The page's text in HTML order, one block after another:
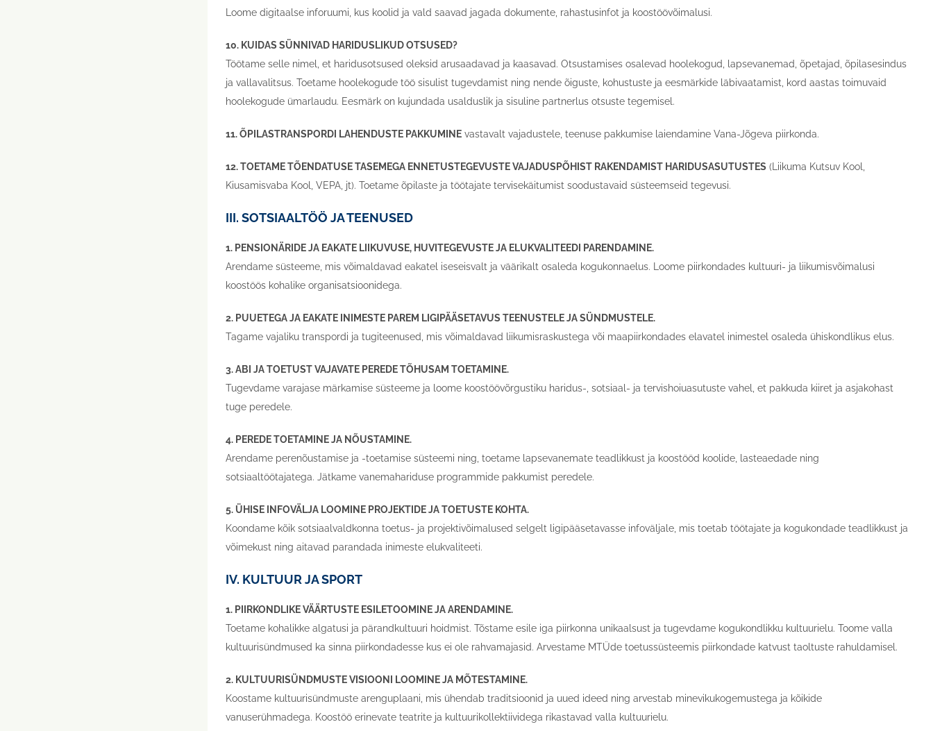
Loome digitaalse inforuumi, kus koolid ja vald saavad jagada dokumente, rahastusinfot ja koostöövõimalusi.
10. KUIDAS SÜNNIVAD HARIDUSLIKUD OTSUSED?
Töötame selle nimel, et haridusotsused oleksid arusaadavad ja kaasavad. Otsustamises osalevad hoolekogud, lapsevanemad, õpetajad, õpilasesindus
ja vallavalitsus. Toetame hoolekogude töö sisulist tugevdamist ning nende õiguste, kohustuste ja eesmärkide läbivaatamist, kord aastas toimuvaid
hoolekogude ümarlaudu. Eesmärk on kujundada usalduslik ja sisuline partnerlus otsuste tegemisel.
11. ÕPILASTRANSPORDI LAHENDUSTE PAKKUMINE vastavalt vajadustele, teenuse pakkumise laiendamine Vana-Jõgeva piirkonda.
12. TOETAME TÕENDATUSE TASEMEGA ENNETUSTEGEVUSTE VAJADUSPÕHIST RAKENDAMIST HARIDUSASUTUSTES (Liikuma Kutsuv Kool,
Kiusamisvaba Kool, VEPA, jt). Toetame õpilaste ja töötajate tervisekäitumist soodustavaid süsteemseid tegevusi.
III. SOTSIAALTÖÖ JA TEENUSED
1. PENSIONÄRIDE JA EAKATE LIIKUVUSE, HUVITEGEVUSTE JA ELUKVALITEEDI PARENDAMINE.
Arendame süsteeme, mis võimaldavad eakatel iseseisvalt ja väärikalt osaleda kogukonnaelus. Loome piirkondades kultuuri- ja liikumisvõimalusi
koostöös kohalike organisatsioonidega.
2. PUUETEGA JA EAKATE INIMESTE PAREM LIGIPÄÄSETAVUS TEENUSTELE JA SÜNDMUSTELE.
Tagame vajaliku transpordi ja tugiteenused, mis võimaldavad liikumisraskustega või maapiirkondades elavatel inimestel osaleda ühiskondlikus elus.
3. ABI JA TOETUST VAJAVATE PEREDE TÕHUSAM TOETAMINE.
Tugevdame varajase märkamise süsteeme ja loome koostöövõrgustiku haridus-, sotsiaal- ja tervishoiuasutuste vahel, et pakkuda kiiret ja asjakohast
tuge peredele.
4. PEREDE TOETAMINE JA NÕUSTAMINE.
Arendame perenõustamise ja -toetamise süsteemi ning, toetame lapsevanemate teadlikkust ja koostööd koolide, lasteaedade ning
sotsiaaltöötajatega. Jätkame vanemahariduse programmide pakkumist peredele.
5. ÜHISE INFOVÄLJA LOOMINE PROJEKTIDE JA TOETUSTE KOHTA.
Koondame kõik sotsiaalvaldkonna toetus- ja projektivõimalused selgelt ligipääsetavasse infoväljale, mis toetab töötajate ja kogukondade teadlikkust ja
võimekust ning aitavad parandada inimeste elukvaliteeti.
IV. KULTUUR JA SPORT
1. PIIRKONDLIKE VÄÄRTUSTE ESILETOOMINE JA ARENDAMINE.
Toetame kohalikke algatusi ja pärandkultuuri hoidmist. Tõstame esile iga piirkonna unikaalsust ja tugevdame kogukondlikku kultuurielu. Toome valla
kultuurisündmused ka sinna piirkondadesse kus ei ole rahvamajasid. Arvestame MTÜde toetussüsteemis piirkondade katvust taoltuste rahuldamisel.
2. KULTUURISÜNDMUSTE VISIOONI LOOMINE JA MÕTESTAMINE.
Koostame kultuurisündmuste arenguplaani, mis ühendab traditsioonid ja uued ideed ning arvestab minevikukogemustega ja kõikide
vanuserühmadega. Koostöö erinevate teatrite ja kultuurikollektiividega rikastavad valla kultuurielu.